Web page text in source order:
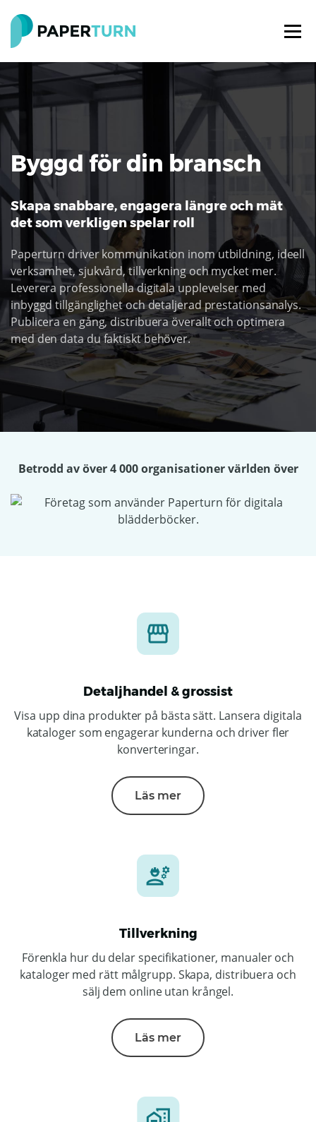
Byggd för din bransch
Skapa snabbare, engagera längre och mät
det som verkligen spelar roll
Paperturn driver kommunikation inom utbildning, ideell
verksamhet, sjukvård, tillverkning och mycket mer.
Leverera professionella digitala upplevelser med
inbyggd tillgänglighet och detaljerad prestationsanalys.
Publicera en gång, distribuera överallt och optimera
med den data du faktiskt behöver.
Betrodd av över 4 000 organisationer världen över
Detaljhandel & grossist
Visa upp dina produkter på bästa sätt. Lansera digitala
kataloger som engagerar kunderna och driver fler
konverteringar.
Läs mer
Tillverkning
Förenkla hur du delar specifikationer, manualer och
kataloger med rätt målgrupp. Skapa, distribuera och
sälj dem online utan krångel.
Läs mer